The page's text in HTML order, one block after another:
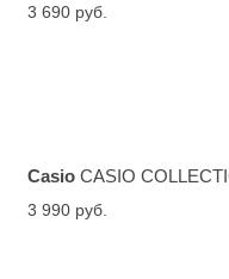
3 690 руб.
Casio CASIO
3 990 руб.